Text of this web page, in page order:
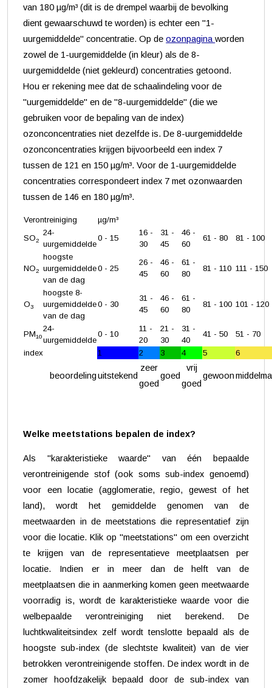
van 180 µg/m³ (dit is de drempel waarbij de bevolking
dient gewaarschuwd te worden) is echter een "1-
uurgemiddelde" concentratie. Op deozonpaginaworden
zowel de 1-uurgemiddelde (in kleur) als de 8-
uurgemiddelde (niet gekleurd) concentraties getoond.
Hou er rekening mee dat de schaalindeling voor de
"uurgemiddelde" en de "8-uurgemiddelde" (die we
gebruiken voor de bepaling van de index)
ozonconcentraties niet dezelfde is. De 8-uurgemiddelde
ozonconcentraties krijgen bijvoorbeeld een index 7
tussen de 121 en 150 µg/m³. Voor de 1-uurgemiddelde
concentraties correspondeert index 7 met ozonwaarden
tussen de 146 en 180 µg/m³.
Verontreiniging
µg/m³
SO2
24-
uurgemiddelde
0 - 15
16 -
30
31 -
45
46 -
60
61 - 80 81 - 100
NO2
hoogste
uurgemiddelde
van de dag
0 - 25
26 -
45
46 -
60
61 -
80
81 - 110 111 - 150
O3
hoogste 8-
uurgemiddelde
van de dag
0 - 30
31 -
45
46 -
60
61 -
80
81 - 100 101 - 120
PM10
24-
uurgemiddelde
0 - 10
11 -
20
21 -
30
31 -
40
41 - 50 51 - 70
index 1 2 3 4 5 6
beoordelinguitstekend
zeer
goed
goed
vrij
goed
gewoon
Welke meetstations bepalen de index?
Als "karakteristieke waarde" van één bepaalde
verontreinigende stof (ook soms sub-index genoemd)
voor een locatie (agglomeratie, regio, gewest of het
land), wordt het gemiddelde genomen van de
meetwaarden in de meetstations die representatief zijn
voor die locatie. Klik op "meetstations" om een overzicht
te krijgen van de representatieve meetplaatsen per
locatie. Indien er in meer dan de helft van de
meetplaatsen die in aanmerking komen geen meetwaarde
voorradig is, wordt de karakteristieke waarde voor die
welbepaalde verontreiniging niet berekend. De
luchtkwaliteitsindex zelf wordt tenslotte bepaald als de
hoogste sub-index (de slechtste kwaliteit) van de vier
betrokken verontreinigende stoffen. De index wordt in de
zomer hoofdzakelijk bepaald door de sub-index van